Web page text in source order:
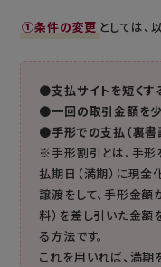
①条件の変更 としては、
●支払サイトを短くす
●一回の取引金額を
●手形での支払（裏
※手形割引とは、手形
払期日（満期）に現
譲渡をして、手形金
料）を差し引いた金額
る方法です。
これを用いれば、満期